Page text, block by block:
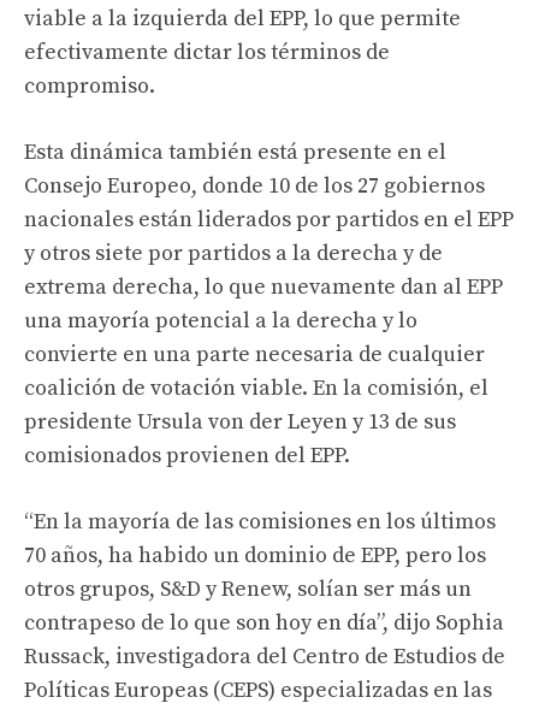
viable a la izquierda del EPP, lo que permite
efectivamente dictar los términos de
compromiso.
Esta dinámica también está presente en el
Consejo Europeo, donde 10 de los 27 gobiernos
nacionales están liderados por partidos en el EPP
y otros siete por partidos a la derecha y de
extrema derecha, lo que nuevamente dan al EPP
una mayoría potencial a la derecha y lo
convierte en una parte necesaria de cualquier
coalición de votación viable. En la comisión, el
presidente Ursula von der Leyen y 13 de sus
comisionados provienen del EPP.
“En la mayoría de las comisiones en los últimos
70 años, ha habido un dominio de EPP, pero los
otros grupos, S&D y Renew, solían ser más un
contrapeso de lo que son hoy en día”, dijo Sophia
Russack, investigadora del Centro de Estudios de
Políticas Europeas (CEPS) especializadas en las